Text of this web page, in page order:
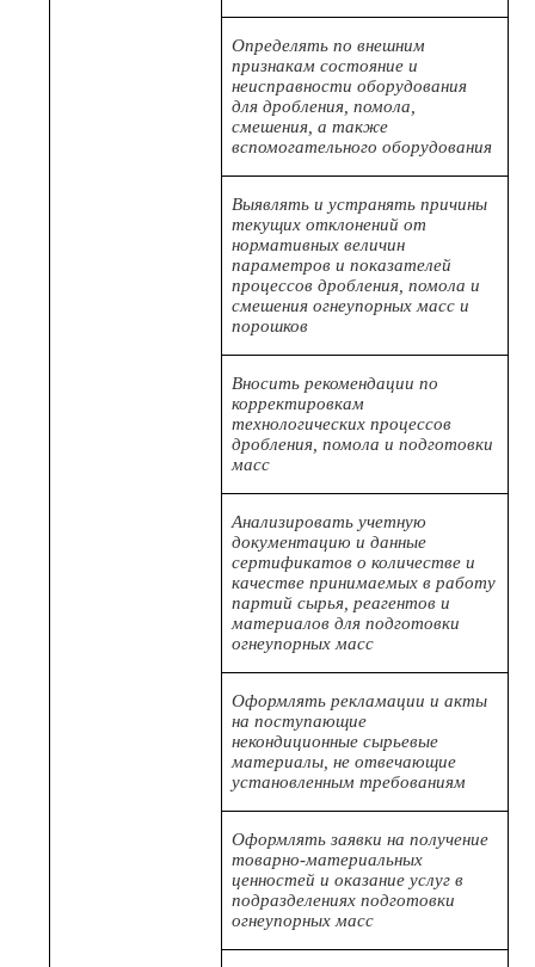
Определять по внешним
признакам состояние и
неисправности оборудования
для дробления, помола,
смешения, а также
вспомогательного оборудования
Выявлять и устранять причины
текущих отклонений от
нормативных величин
параметров и показателей
процессов дробления, помола и
смешения огнеупорных масс и
порошков
Вносить рекомендации по
корректировкам
технологических процессов
дробления, помола и подготовки
масс
Анализировать учетную
документацию и данные
сертификатов о количестве и
качестве принимаемых в работу
партий сырья, реагентов и
материалов для подготовки
огнеупорных масс
Оформлять рекламации и акты
на поступающие
некондиционные сырьевые
материалы, не отвечающие
установленным требованиям
Оформлять заявки на получение
товарно-материальных
ценностей и оказание услуг в
подразделениях подготовки
огнеупорных масс